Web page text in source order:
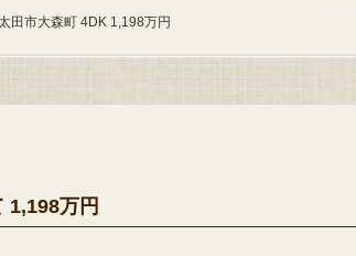
田市大森町 4DK 1,198万円
1,198万円